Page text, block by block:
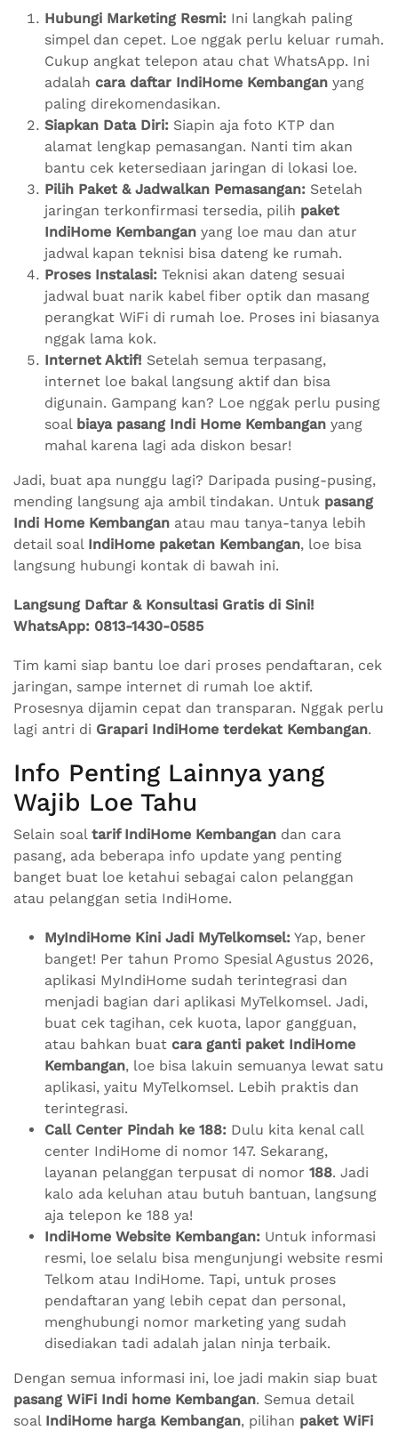
Hubungi Marketing Resmi: Ini langkah paling
simpel dan cepet. Loe nggak perlu keluar rumah.
Cukup angkat telepon atau chat WhatsApp. Ini
adalah cara daftar IndiHome Kembangan yang
paling direkomendasikan.
Siapkan Data Diri: Siapin aja foto KTP dan
alamat lengkap pemasangan. Nanti tim akan
bantu cek ketersediaan jaringan di lokasi loe.
Pilih Paket & Jadwalkan Pemasangan: Setelah
jaringan terkonfirmasi tersedia, pilih paket
IndiHome Kembangan yang loe mau dan atur
jadwal kapan teknisi bisa dateng ke rumah.
Proses Instalasi: Teknisi akan dateng sesuai
jadwal buat narik kabel fiber optik dan masang
perangkat WiFi di rumah loe. Proses ini biasanya
nggak lama kok.
Internet Aktif! Setelah semua terpasang,
internet loe bakal langsung aktif dan bisa
digunain. Gampang kan? Loe nggak perlu pusing
soal biaya pasang Indi Home Kembangan yang
mahal karena lagi ada diskon besar!
Jadi, buat apa nunggu lagi? Daripada pusing-pusing,
mending langsung aja ambil tindakan. Untuk pasang
Indi Home Kembangan atau mau tanya-tanya lebih
detail soal IndiHome paketan Kembangan, loe bisa
langsung hubungi kontak di bawah ini.
Langsung Daftar & Konsultasi Gratis di Sini!
WhatsApp: 0813-1430-0585
Tim kami siap bantu loe dari proses pendaftaran, cek
jaringan, sampe internet di rumah loe aktif.
Prosesnya dijamin cepat dan transparan. Nggak perlu
lagi antri di Grapari IndiHome terdekat Kembangan.
Info Penting Lainnya yang
Wajib Loe Tahu
Selain soal tarif IndiHome Kembangan dan cara
pasang, ada beberapa info update yang penting
banget buat loe ketahui sebagai calon pelanggan
atau pelanggan setia IndiHome.
MyIndiHome Kini Jadi MyTelkomsel: Yap, bener
banget! Per tahun Promo Spesial Agustus 2026,
aplikasi MyIndiHome sudah terintegrasi dan
menjadi bagian dari aplikasi MyTelkomsel. Jadi,
buat cek tagihan, cek kuota, lapor gangguan,
atau bahkan buat cara ganti paket IndiHome
Kembangan, loe bisa lakuin semuanya lewat satu
aplikasi, yaitu MyTelkomsel. Lebih praktis dan
terintegrasi.
Call Center Pindah ke 188: Dulu kita kenal call
center IndiHome di nomor 147. Sekarang,
layanan pelanggan terpusat di nomor 188. Jadi
kalo ada keluhan atau butuh bantuan, langsung
aja telepon ke 188 ya!
IndiHome Website Kembangan: Untuk informasi
resmi, loe selalu bisa mengunjungi website resmi
Telkom atau IndiHome. Tapi, untuk proses
pendaftaran yang lebih cepat dan personal,
menghubungi nomor marketing yang sudah
disediakan tadi adalah jalan ninja terbaik.
Dengan semua informasi ini, loe jadi makin siap buat
pasang WiFi Indi home Kembangan. Semua detail
soal IndiHome harga Kembangan, pilihan paket WiFi